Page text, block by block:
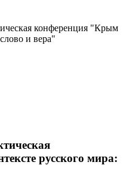
конференция "Крым
и вера"
русского мира: